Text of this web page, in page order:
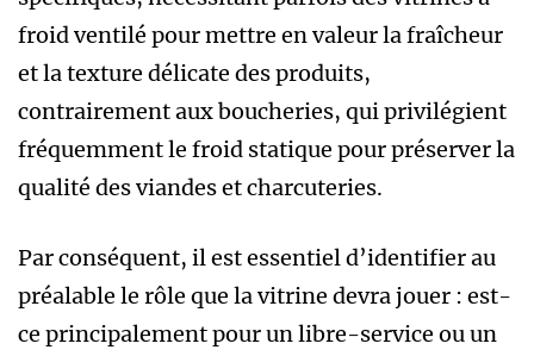
froid ventilé pour mettre en valeur la fraîcheur
et la texture délicate des produits,
contrairement aux boucheries, qui privilégient
fréquemment le froid statique pour préserver la
qualité des viandes et charcuteries.
Par conséquent, il est essentiel d’identifier au
préalable le rôle que la vitrine devra jouer : est-
ce principalement pour un libre-service ou un